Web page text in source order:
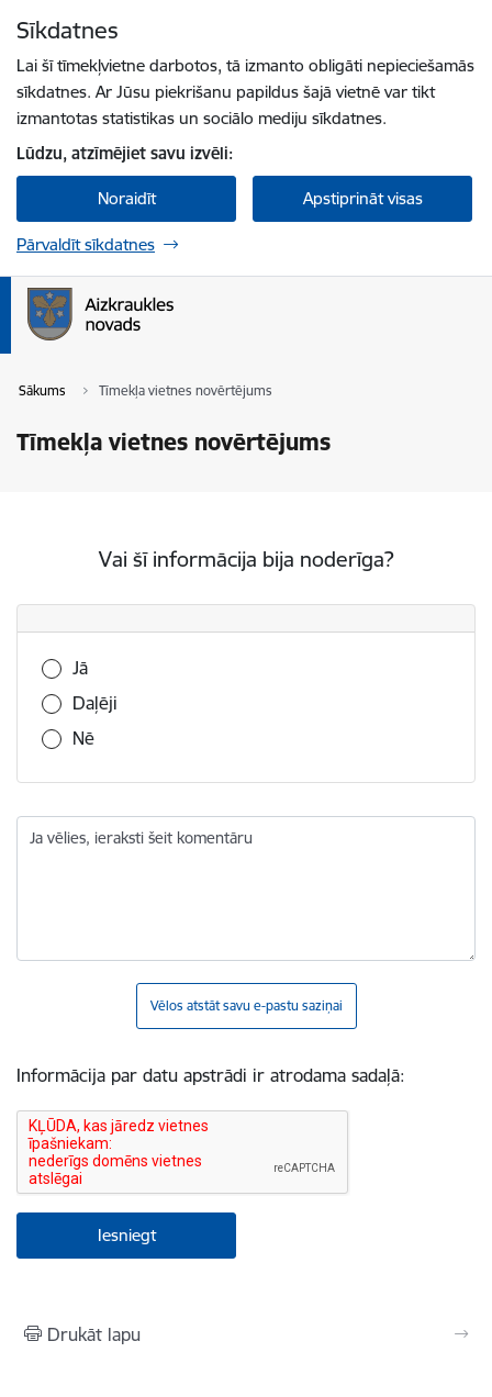
Sīkdatnes
Lai šī tīmekļvietne darbotos, tā izmanto obligāti nepieciešamās
sīkdatnes. Ar Jūsu piekrišanu papildus šajā vietnē var tikt
izmantotas statistikas un sociālo mediju sīkdatnes.
Lūdzu, atzīmējiet savu izvēli:
Noraidīt Apstiprināt visas
Pārvaldīt sīkdatnes
Sākums Tīmekļa vietnes novērtējums
Tīmekļa vietnes novērtējums
Vai šī informācija bija noderīga?
Vai šī informācija bija noderīga?
Jā
Daļēji
Nē
Ja vēlies, ieraksti šeit komentāru
Vēlos atstāt savu e-pastu saziņai
Informācija par datu apstrādi ir atrodama sadaļā:
Drukāt lapu